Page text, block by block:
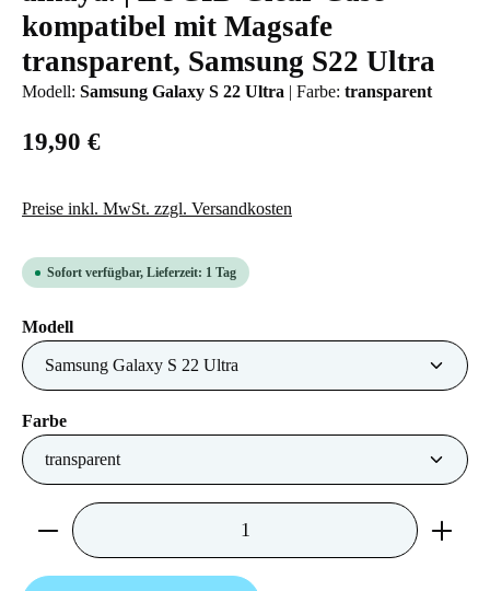
kompatibel mit Magsafe
transparent, Samsung S22 Ultra
Modell: Samsung Galaxy S 22 Ultra | Farbe: transparent
19,90 €
Preise inkl. MwSt. zzgl. Versandkosten
Sofort verfügbar, Lieferzeit: 1 Tag
Modellauswählen
Farbeauswählen
Produkt Anzahl: Gib den gewünschten Wert